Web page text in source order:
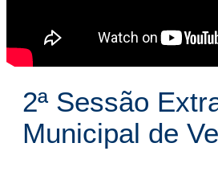
2ª Sessão
Municipal de